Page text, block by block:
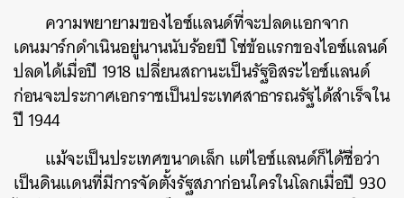
ความพยายามของไอซ์แลนด์ที่จะปลดแอกจาก
เดนมาร์กดำเนินอยู่นานนับร้อยปี โซ่ข้อแรกของไอซ์แลนด์
ปลดได้เมื่อปี 1918 เปลี่ยนสถานะเป็นรัฐอิสระไอซ์แลนด์
ก่อนจะประกาศเอกราชเป็นประเทศสาธารณรัฐได้สำเร็จใน
ปี 1944
แม้จะเป็นประเทศขนาดเล็ก แต่ไอซ์แลนด์ก็ได้ชื่อว่า
เป็นดินแดนที่มีการจัดตั้งรัฐสภาก่อนใครในโลกเมื่อปี 930